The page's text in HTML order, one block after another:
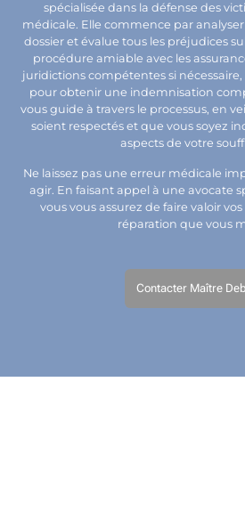
spécialisée dans la défense des
médicale. Elle commence par
dossier et évalue tous les préjudices
procédure amiable avec les
juridictions compétentes si
pour obtenir une indemnisation
vous guide à travers le processus, en
soient respectés et que vous soyez
aspects de votre
Ne laissez pas une erreur médicale
agir. En faisant appel à une avocate
vous vous assurez de faire valoir
réparation que vous
Contacter Maître